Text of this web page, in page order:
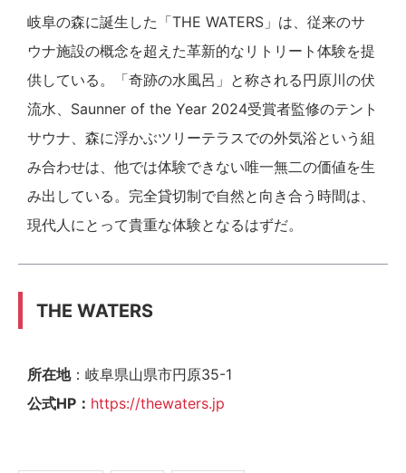
岐阜の森に誕生した「THE WATERS」は、従来のサ
ウナ施設の概念を超えた革新的なリトリート体験を提
供している。「奇跡の水風呂」と称される円原川の伏
流水、Saunner of the Year 2024受賞者監修のテント
サウナ、森に浮かぶツリーテラスでの外気浴という組
み合わせは、他では体験できない唯一無二の価値を生
み出している。完全貸切制で自然と向き合う時間は、
現代人にとって貴重な体験となるはずだ。
THE WATERS
所在地：岐阜県山県市円原35-1
公式HP ： https://thewaters.jp